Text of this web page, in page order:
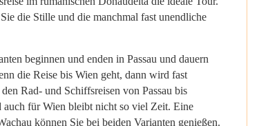
die Stille und die manchmal fast unendliche
beginnen und enden in Passau und dauern
die Reise bis Wien geht, dann wird fast
Rad- und Schiffsreisen von Passau bis
auch für Wien bleibt nicht so viel Zeit. Eine
können Sie bei beiden Varianten genießen.